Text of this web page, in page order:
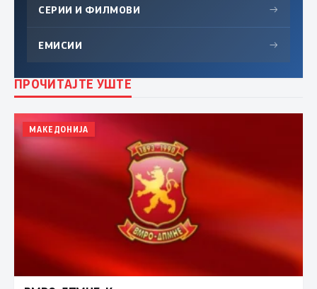
СЕРИИ И ФИЛМОВИ →
ЕМИСИИ →
ПРОЧИТАЈТЕ УШТЕ
МАКЕДОНИЈА